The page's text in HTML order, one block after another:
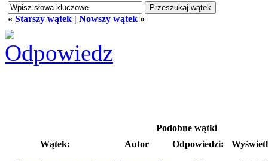
« Starszy wątek | Nowszy wątek »
Podobne wątki
Wątek:
Autor Odpowiedzi: